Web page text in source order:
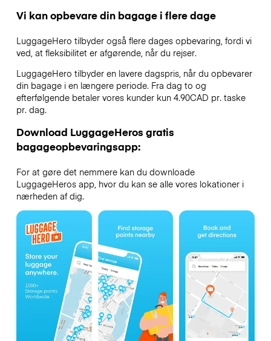
Vi kan opbevare din bagage i flere dage
LuggageHero tilbyder også flere dages opbevaring, fordi vi
ved, at fleksibilitet er afgørende, når du rejser.
LuggageHero tilbyder en lavere dagspris, når du opbevarer
din bagage i en længere periode. Fra dag to og
efterfølgende betaler vores kunder kun 4.90CAD pr. taske
pr. dag.
Download LuggageHeros gratis
bagageopbevaringsapp:
For at gøre det nemmere kan du downloade
LuggageHeros app, hvor du kan se alle vores lokationer i
nærheden af dig.